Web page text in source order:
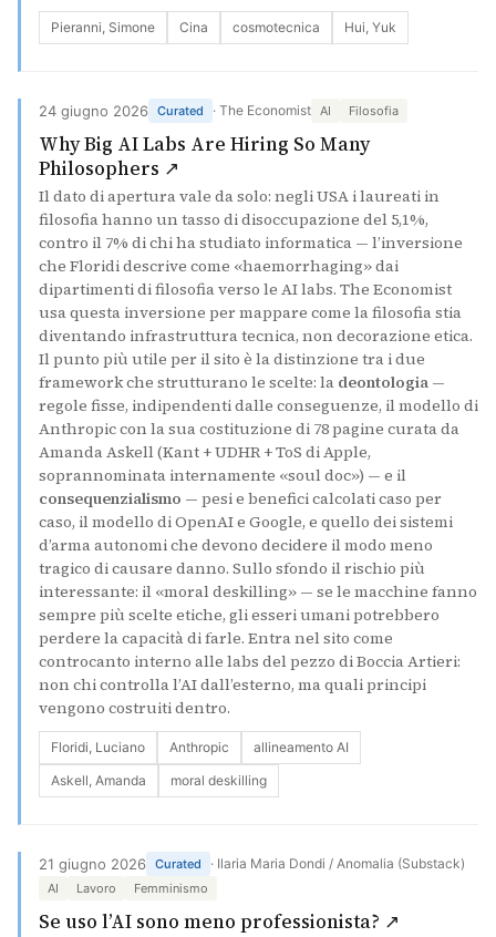
Pieranni, Simone Cina cosmotecnica Hui, Yuk
24 giugno 2026 Curated · The Economist AI Filosofia
Why Big AI Labs Are Hiring So Many
Philosophers ↗
Il dato di apertura vale da solo: negli USA i laureati in
filosofia hanno un tasso di disoccupazione del 5,1%,
contro il 7% di chi ha studiato informatica — l’inversione
che Floridi descrive come «haemorrhaging» dai
dipartimenti di filosofia verso le AI labs. The Economist
usa questa inversione per mappare come la filosofia stia
diventando infrastruttura tecnica, non decorazione etica.
Il punto più utile per il sito è la distinzione tra i due
framework che strutturano le scelte: la deontologia —
regole fisse, indipendenti dalle conseguenze, il modello di
Anthropic con la sua costituzione di 78 pagine curata da
Amanda Askell (Kant + UDHR + ToS di Apple,
soprannominata internamente «soul doc») — e il
consequenzialismo — pesi e benefici calcolati caso per
caso, il modello di OpenAI e Google, e quello dei sistemi
d’arma autonomi che devono decidere il modo meno
tragico di causare danno. Sullo sfondo il rischio più
interessante: il «moral deskilling» — se le macchine fanno
sempre più scelte etiche, gli esseri umani potrebbero
perdere la capacità di farle. Entra nel sito come
controcanto interno alle labs del pezzo di Boccia Artieri:
non chi controlla l’AI dall’esterno, ma quali principi
vengono costruiti dentro.
Floridi, Luciano Anthropic
allineamento AI
Askell, Amanda
moral deskilling
21 giugno 2026 Curated · Ilaria Maria Dondi / Anomalia (Substack)
AI Lavoro Femminismo
Se uso l’AI sono meno professionista? ↗